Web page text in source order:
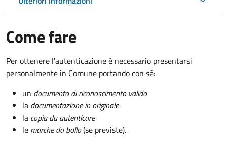
Come fare
Per ottenere l'autenticazione è necessario presentarsi
personalmente in Comune portando con sé:
un documento di riconoscimento valido
la documentazione in originale
la copia da autenticare
le marche da bollo(se previste).